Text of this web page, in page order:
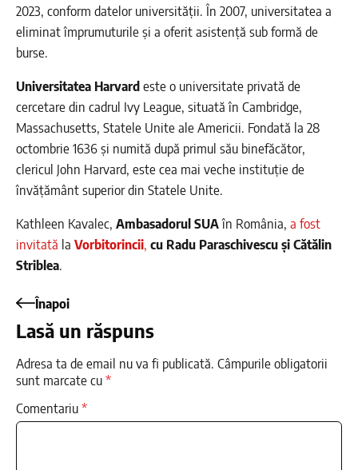
2023, conform datelor universității. În 2007, universitatea a
eliminat împrumuturile și a oferit asistență sub formă de
burse.
Universitatea Harvardeste o universitate privată de
cercetare din cadrul Ivy League, situată în Cambridge,
Massachusetts, Statele Unite ale Americii. Fondată la 28
octombrie 1636 și numită după primul său binefăcător,
clericul John Harvard, este cea mai veche instituție de
învățământ superior din Statele Unite.
Kathleen Kavalec, Ambasadorul SUAîn România, a fost
invitată la Vorbitorincii, cu Radu Paraschivescu și Cătălin
Striblea.
Înapoi
Lasă un răspuns
Adresa ta de email nu va fi publicată. Câmpurile obligatorii
sunt marcate cu*
Comentariu*